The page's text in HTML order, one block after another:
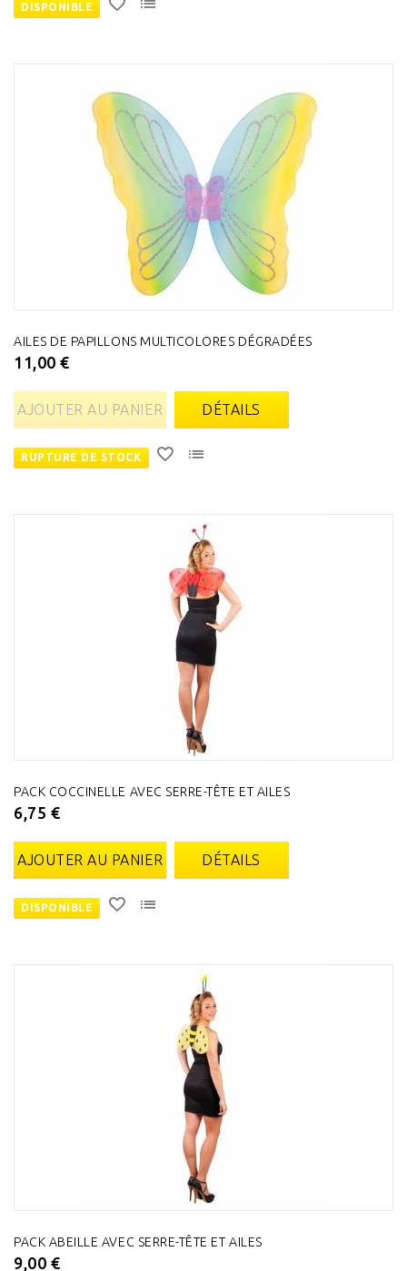
DISPONIBLE
AILES DE PAPILLONS MULTICOLORES DÉGRADÉES
11,00 €
AJOUTER AU PANIER DÉTAILS
RUPTURE DE STOCK
PACK COCCINELLE AVEC SERRE-TÊTE ET AILES
6,75 €
AJOUTER AU PANIER DÉTAILS
DISPONIBLE
PACK ABEILLE AVEC SERRE-TÊTE ET AILES
9,00 €